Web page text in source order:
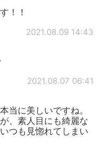
！！
2021.08.09 14:43
2021.08.07 06:41
当に美しいですね。
、素人目にも綺麗な
つも見惚れてしまい